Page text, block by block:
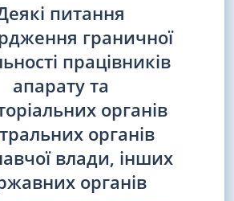
питання
граничної
працівників
апарату та
органів
органів
влади, інших
органів